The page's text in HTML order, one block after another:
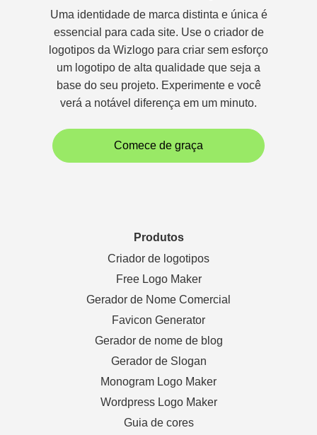
Uma identidade de marca distinta e única é
essencial para cada site. Use o criador de
logotipos da Wizlogo para criar sem esforço
um logotipo de alta qualidade que seja a
base do seu projeto. Experimente e você
verá a notável diferença em um minuto.
Comece de graça
Produtos
Criador de logotipos
Free Logo Maker
Gerador de Nome Comercial
Favicon Generator
Gerador de nome de blog
Gerador de Slogan
Monogram Logo Maker
Wordpress Logo Maker
Guia de cores